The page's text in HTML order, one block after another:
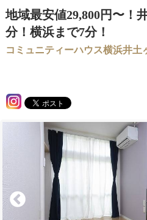
谷南太田
地域最安値29,800円〜！
分！横浜まで7分！
コミュニティーハウス横浜井土